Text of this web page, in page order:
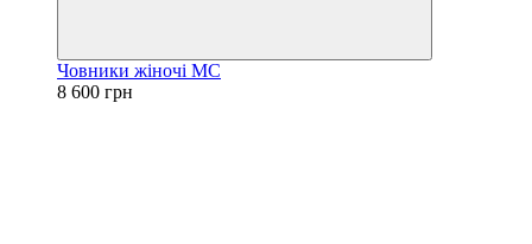
Човники жіночі МС
8 600 грн